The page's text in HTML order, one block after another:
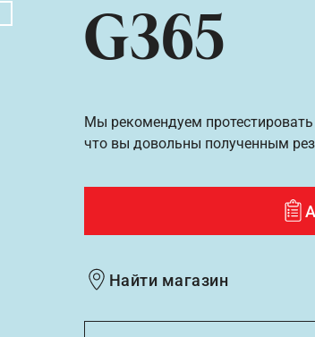
G365
Мы рекомендуем
что вы довольны полученным
Найти магазин